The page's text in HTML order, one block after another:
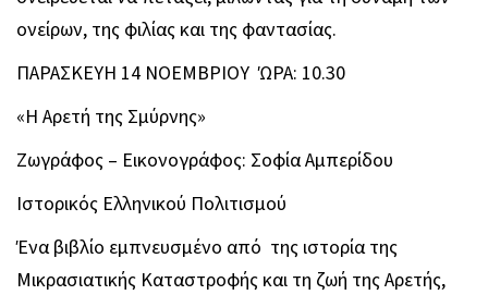
ονείρων, της φιλίας και της φαντασίας.
ΠΑΡΑΣΚΕΥΗ 14 ΝΟΕΜΒΡΙΟΥ ΏΡΑ: 10.30
«Η Αρετή της Σμύρνης»
Ζωγράφος – Εικονογράφος: Σοφία Αμπερίδου
Ιστορικός Ελληνικού Πολιτισμού
Ένα βιβλίο εμπνευσμένο από της ιστορία της
Μικρασιατικής Καταστροφής και τη ζωή της Αρετής,